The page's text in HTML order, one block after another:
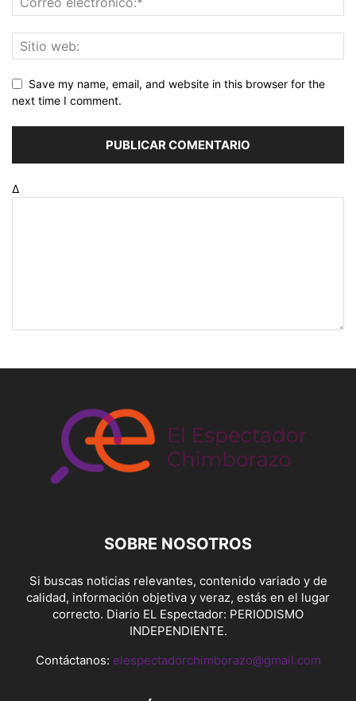
Save my name, email, and website in this browser for the
next time I comment.
Δ
SOBRE NOSOTROS
Si buscas noticias relevantes, contenido variado y de
calidad, información objetiva y veraz, estás en el lugar
correcto. Diario EL Espectador: PERIODISMO
INDEPENDIENTE.
Contáctanos: elespectadorchimborazo@gmail.com